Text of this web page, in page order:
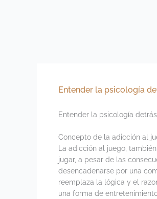
Entender la psicología
Entender la psicología
Concepto de la adicción al
La adicción al juego,
jugar, a pesar de las
desencadenarse por una
reemplaza la lógica y el
una forma de